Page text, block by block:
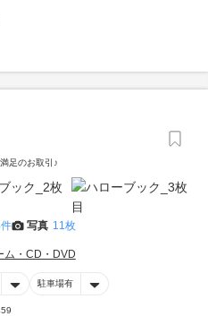
足のお取引♪
写真 11枚
ム・CD・DVD
駐車場有